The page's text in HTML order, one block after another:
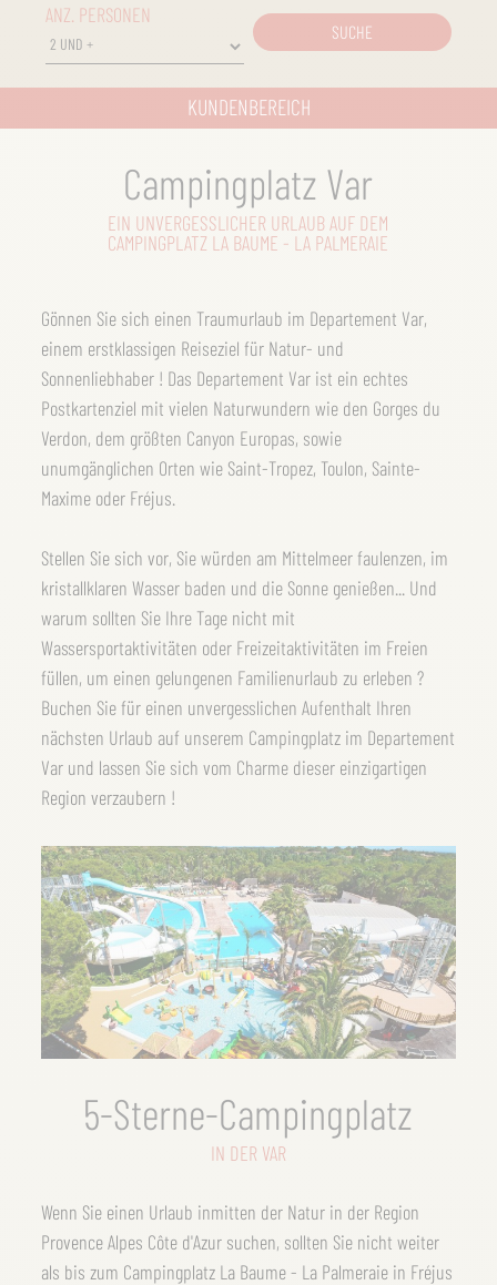
ANZ. PERSONEN
SUCHE
KUNDENBEREICH
Campingplatz Var
EIN UNVERGESSLICHER URLAUB AUF DEM
CAMPINGPLATZ LA BAUME - LA PALMERAIE
Gönnen Sie sich einen Traumurlaub im Departement Var,
einem erstklassigen Reiseziel für Natur- und
Sonnenliebhaber ! Das Departement Var ist ein echtes
Postkartenziel mit vielen Naturwundern wie den Gorges du
Verdon, dem größten Canyon Europas, sowie
unumgänglichen Orten wie Saint-Tropez, Toulon, Sainte-
Maxime oder Fréjus.
Stellen Sie sich vor, Sie würden am Mittelmeer faulenzen, im
kristallklaren Wasser baden und die Sonne genießen... Und
warum sollten Sie Ihre Tage nicht mit
Wassersportaktivitäten oder Freizeitaktivitäten im Freien
füllen, um einen gelungenen Familienurlaub zu erleben ?
Buchen Sie für einen unvergesslichen Aufenthalt Ihren
nächsten Urlaub auf unserem Campingplatz im Departement
Var und lassen Sie sich vom Charme dieser einzigartigen
Region verzaubern !
5-Sterne-Campingplatz
IN DER VAR
Wenn Sie einen Urlaub inmitten der Natur in der Region
Provence Alpes Côte d'Azur suchen, sollten Sie nicht weiter
als bis zum Campingplatz La Baume - La Palmeraie in Fréjus